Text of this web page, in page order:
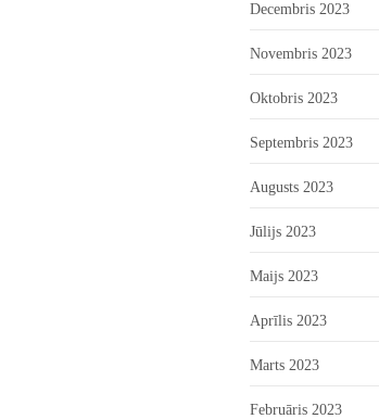
Decembris 2023
Novembris 2023
Oktobris 2023
Septembris 2023
Augusts 2023
Jūlijs 2023
Maijs 2023
Aprīlis 2023
Marts 2023
Februāris 2023